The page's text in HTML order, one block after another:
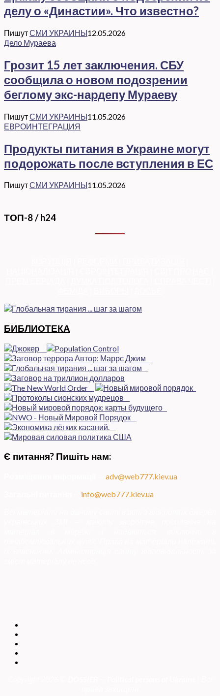
делу о «Династии». Что известно?
ПишутСМИ УКРАИНЫ12.05.2026
Дело Мураева
Грозит 15 лет заключения. СБУ
сообщила о новом подозрении
беглому экс-нардепу Мураеву
ПишутСМИ УКРАИНЫ11.05.2026
ЕВРОИНТЕГРАЦИЯ
Продукты питания в Украине могут
подорожать после вступления в ЕС
ПишутСМИ УКРАИНЫ11.05.2026
ТОП-8 / h24
БИБЛИОТЕКА
Є питання? Пишіть нам:
adv@web777.kiev.ua
info@web777.kiev.ua